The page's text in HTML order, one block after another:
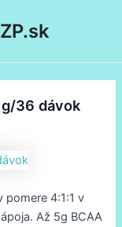
g/36 dávok
pomere 4:1:1 v
Až 5g BCAA